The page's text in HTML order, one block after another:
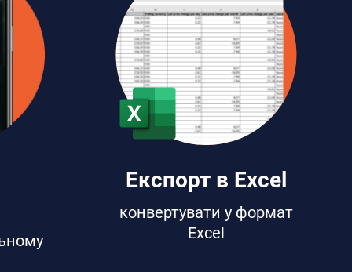
Експорт в Excel
конвертувати у формат
Excel